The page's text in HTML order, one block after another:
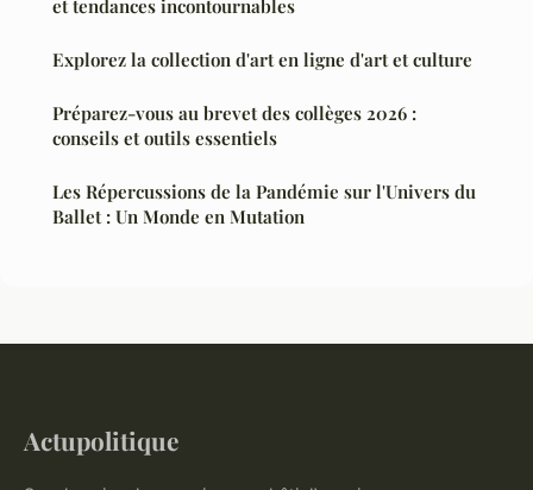
et tendances incontournables
Explorez la collection d'art en ligne d'art et culture
Préparez-vous au brevet des collèges 2026 :
conseils et outils essentiels
Les Répercussions de la Pandémie sur l'Univers du
Ballet : Un Monde en Mutation
Actupolitique